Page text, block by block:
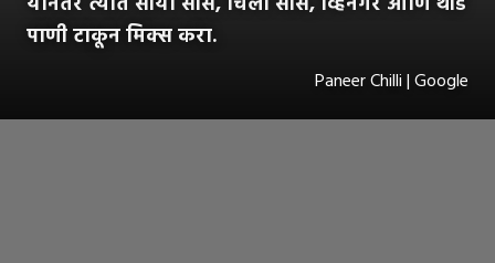
पाणी टाकून मिक्स करा.
Paneer Chilli | Google